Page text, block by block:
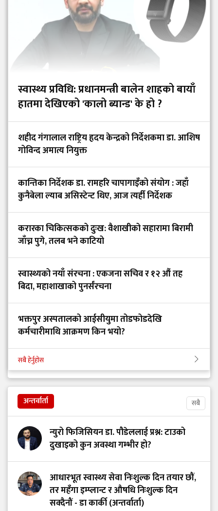
स्वास्थ्य प्रविधि: प्रधानमन्त्री बालेन शाहको बायाँ
हातमा देखिएको 'कालो ब्यान्ड' के हो ?
शहीद गंगालाल राष्ट्रिय हृदय केन्द्रको निर्देशकमा डा. आशिष
गोविन्द अमात्य नियुक्त
कान्तिका निर्देशक डा. रामहरि चापागाइँको संयोग : जहाँ
कुनैबेला ल्याब असिस्टेन्ट थिए, आज त्यहीँ निर्देशक
करारका चिकित्सकको दुःख: वैशाखीको सहारामा बिरामी
जाँच्न पुगे, तलब भने काटियो
स्वास्थ्यको नयाँ संरचना : एकजना सचिव र १२ औं तह
बिदा, महाशाखाको पुनर्संरचना
भक्तपुर अस्पतालको आईसीयुमा तोडफोडदेखि
कर्मचारीमाथि आक्रमण किन भयो?
सबै हेर्नुहोस
अन्तर्वार्ता सबै
न्युरो फिजिसियन डा. पौडेललाई प्रश्न: टाउको
दुखाइको कुन अवस्था गम्भीर हो?
आधारभूत स्वास्थ्य सेवा निःशुल्क दिन तयार छौं,
तर महँगा इम्प्लान्ट र औषधि निःशुल्क दिन
सक्दैनौं - डा कार्की (अन्तर्वार्ता)